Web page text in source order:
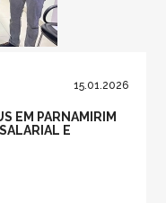
15.01.2026
EM PARNAMIRIM
E